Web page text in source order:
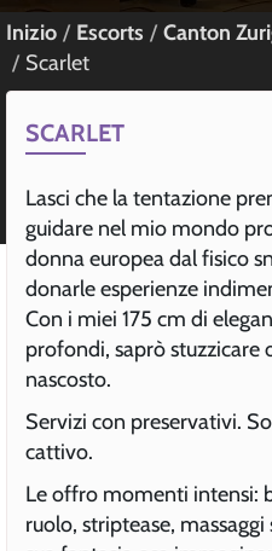
Inizio Escorts Canton
Scarlet
SCARLET
Lasci che la tentazione
guidare nel mio mondo
donna europea dal fisico
donarle esperienze
Con i miei 175 cm di
profondi, saprò stuzzicare
nascosto.
Servizi con preservativi.
cattivo.
Le offro momenti intensi:
ruolo, striptease,